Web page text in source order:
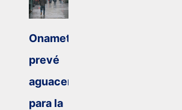
Onamet
prevé
aguaceros
para la